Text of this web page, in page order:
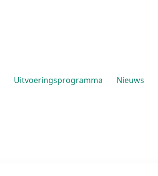
Uitvoeringsprogramma Nieuws